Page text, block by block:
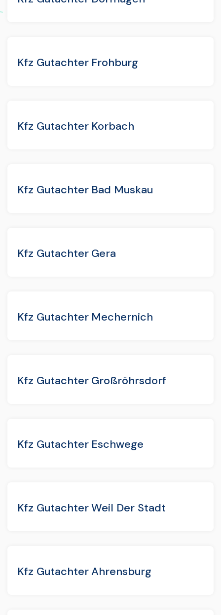
Kfz Gutachter Frohburg
Kfz Gutachter Korbach
Kfz Gutachter Bad Muskau
Kfz Gutachter Gera
Kfz Gutachter Mechernich
Kfz Gutachter Großröhrsdorf
Kfz Gutachter Eschwege
Kfz Gutachter Weil Der Stadt
Kfz Gutachter Ahrensburg